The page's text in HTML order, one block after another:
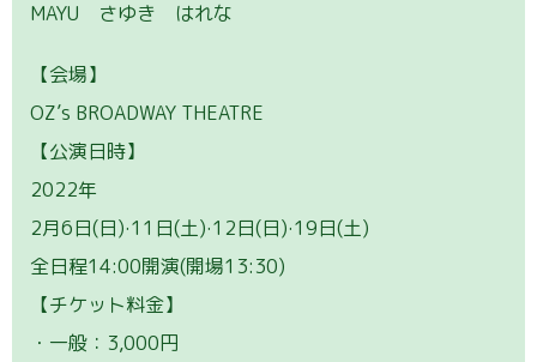
MAYU さゆき はれな
【会場】
OZ’s BROADWAY THEATRE
【公演日時】
2022年
2月6日(日)·11日(土)·12日(日)·19日(土)
全日程14:00開演(開場13:30)
【チケット料金】
・一般：3,000円